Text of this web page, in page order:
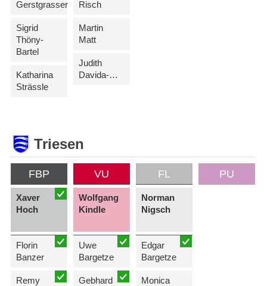
Gerstgrasser
Sigrid
Thöny-
Bartel
Katharina
Strässle
Risch
Martin
Matt
Judith
Davida-Morscher
Triesen
FBP
Xaver
Hoch
Florin
Banzer
Remy
VU
Wolfgang
Kindle
Uwe
Bargetze
Gebhard
FL
Norman
Nigsch
Edgar
Bargetze
Monica
PU